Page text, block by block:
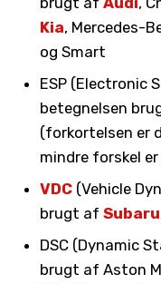
Kia, Mercedes-
og Smart
ESP (Electronic
betegnelsen
(forkortelsen er
mindre forskel
VDC (Vehicle
brugt af Subaru
DSC (Dynamic
brugt af Aston